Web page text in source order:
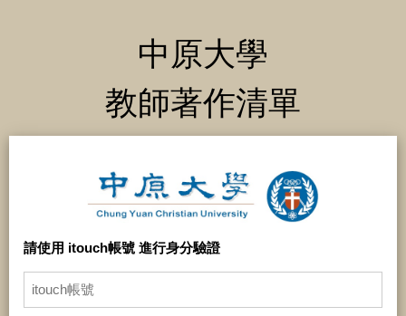
中原大學
教師著作清單
請使用 itouch帳號 進行身分驗證